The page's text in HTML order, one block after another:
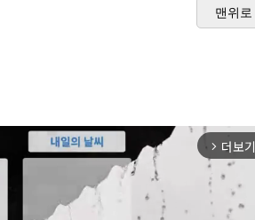
맨위로
arrow_forward_ios 더보기